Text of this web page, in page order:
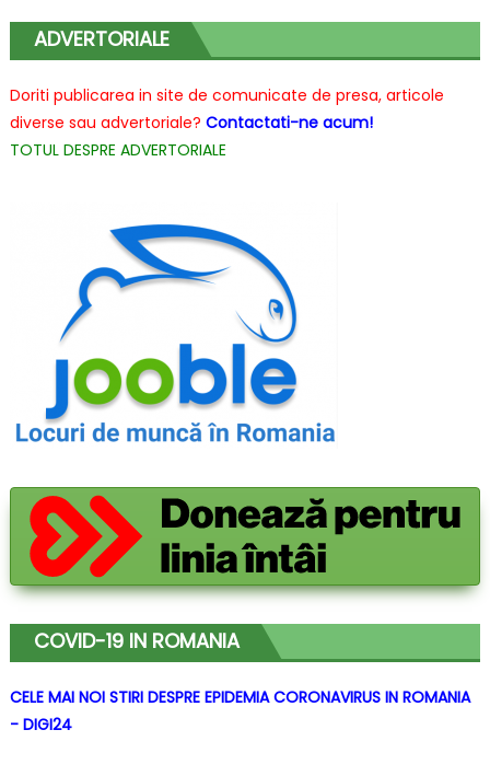
disponibile
Rabla
Moto?
ADVERTORIALE
Doriti publicarea in site de comunicate de presa, articole
diverse sau advertoriale? Contactati-ne acum!
TOTUL DESPRE ADVERTORIALE
COVID-19 IN ROMANIA
CELE MAI NOI STIRI DESPRE EPIDEMIA CORONAVIRUS IN ROMANIA
- DIGI24